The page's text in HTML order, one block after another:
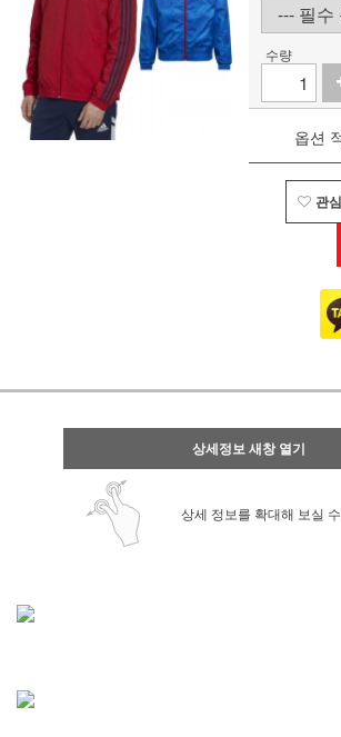
수량
옵션
관
상세정보 새창 열기
상세 정보를 확대해 보실